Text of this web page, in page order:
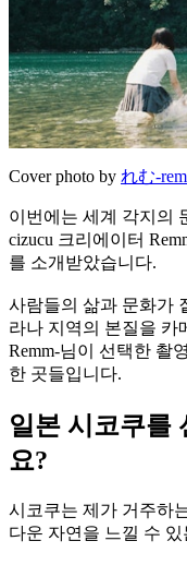
Cover photo by れむ-
이번에는 세계 각지의
cizucu 크리에이터
를 소개받았습니다.
사람들의 삶과 문화가
라나 지역의 본질을 카
Remm-님이 선택한 촬
한 곳들입니다.
일본 시코쿠를
요?
시코쿠는 제가 거주하
다운 자연을 느낄 수